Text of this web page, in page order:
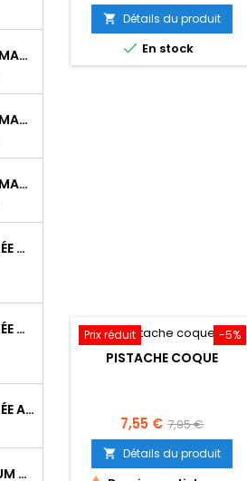
DÉVIDOIR WRAPMASTER ALBAL 4500, IDÉAL RESTAURATION - 63M97
DÉVIDOIR WRAPMASTER ALBAL 3000 - 63M98
DÉVIDOIR WRAPMASTER 1000 PRO - 63M10
INFUSION EN GELÉE CITRON DE CORÉE (YUZU)
INFUSION EN GELÉE DE GINGEMBRE DE CORÉE
INFUSION EN GELÉE ALOÉ VÉRA
PAPIER ALUMINIUM POUR WRAPMASTER 1000 PRO - 34C27
de
base
 Détails du produit
 En stock
-5%
Prix réduit
PISTACHE COQUE
Prix
7,55 € Prix
de
base
7,95 €
 Détails du produit